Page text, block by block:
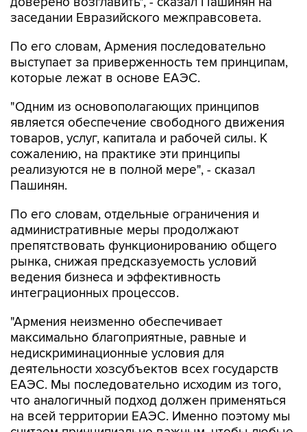
заседании Евразийского межправсовета.
По его словам, Армения последовательно
выступает за приверженность тем принципам,
которые лежат в основе ЕАЭС.
"Одним из основополагающих принципов
является обеспечение свободного движения
товаров, услуг, капитала и рабочей силы. К
сожалению, на практике эти принципы
реализуются не в полной мере", - сказал
Пашинян.
По его словам, отдельные ограничения и
административные меры продолжают
препятствовать функционированию общего
рынка, снижая предсказуемость условий
ведения бизнеса и эффективность
интеграционных процессов.
"Армения неизменно обеспечивает
максимально благоприятные, равные и
недискриминационные условия для
деятельности хозсубъектов всех государств
ЕАЭС. Мы последовательно исходим из того,
что аналогичный подход должен применяться
на всей территории ЕАЭС. Именно поэтому мы